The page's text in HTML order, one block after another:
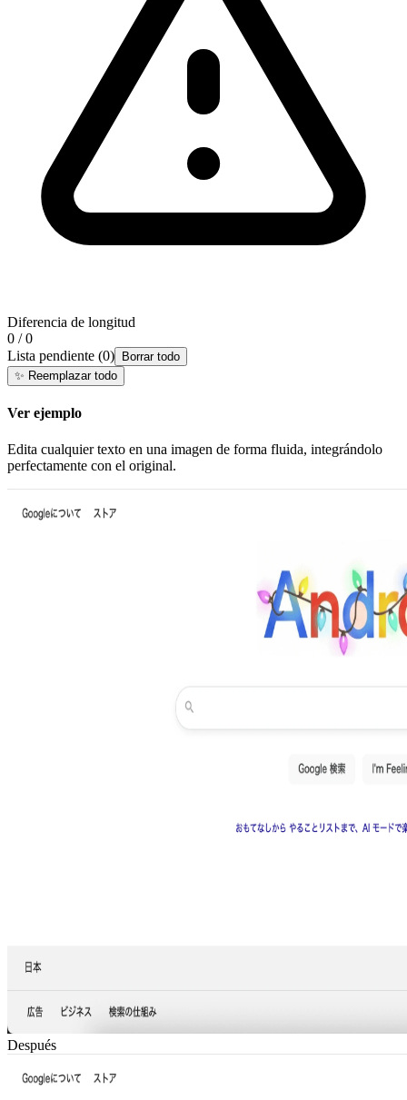
Diferencia de longitud
0 / 0
Lista pendiente (0)
Borrar todo
✨ Reemplazar todo
Ver ejemplo
Edita cualquier texto en una imagen de forma fluida, integrándolo
perfectamente con el original.
Después